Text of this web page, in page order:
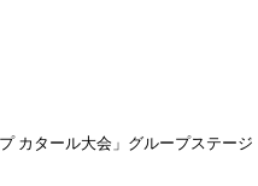
カタール大会」グループステージ